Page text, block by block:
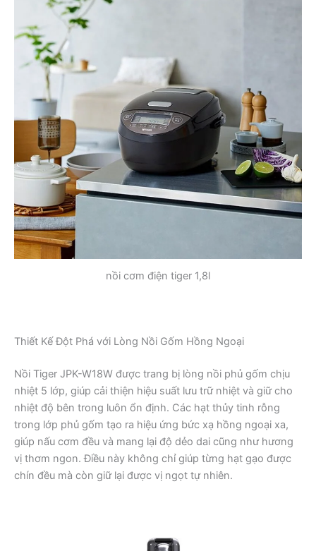
nồi cơm điện tiger 1,8l
Thiết Kế Đột Phá với Lòng Nồi Gốm Hồng Ngoại
Nồi Tiger JPK-W18W được trang bị lòng nồi phủ gốm chịu
nhiệt 5 lớp, giúp cải thiện hiệu suất lưu trữ nhiệt và giữ cho
nhiệt độ bên trong luôn ổn định. Các hạt thủy tinh rỗng
trong lớp phủ gốm tạo ra hiệu ứng bức xạ hồng ngoại xa,
giúp nấu cơm đều và mang lại độ dẻo dai cũng như hương
vị thơm ngon. Điều này không chỉ giúp từng hạt gạo được
chín đều mà còn giữ lại được vị ngọt tự nhiên.